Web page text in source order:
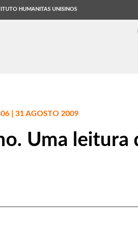
HUMANITAS UNISINOS
| 31 AGOSTO 2009
Uma leitura